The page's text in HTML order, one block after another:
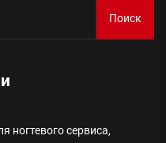
Поиск
ногтевого сервиса,